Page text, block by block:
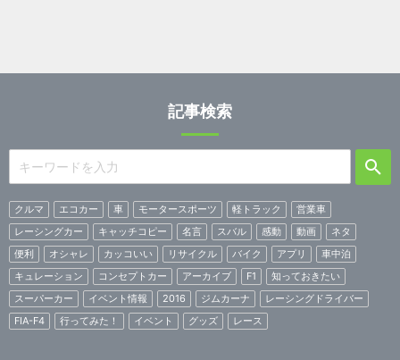
記事検索
クルマ エコカー 車 モータースポーツ 軽トラック
営業車
レーシングカー
キャッチコピー 名言 スバル 感動 動画
ネタ
便利
オシャレ カッコいい リサイクル バイク アプリ
車中泊
キュレーション
コンセプトカー アーカイブ F1
知っておきたい
スーパーカー
イベント情報 2016 ジムカーナ
レーシングドライバー
FIA-F4
行ってみた！ イベント グッズ レース